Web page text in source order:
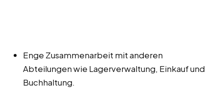
Enge Zusammenarbeit mit anderen
Abteilungen wie Lagerverwaltung, Einkauf und
Buchhaltung.